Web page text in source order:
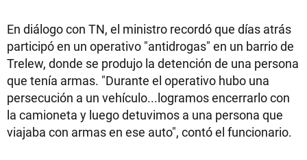
En diálogo con TN, el ministro recordó que días atrás
participó en un operativo "antidrogas" en un barrio de
Trelew, donde se produjo la detención de una persona
que tenía armas. "Durante el operativo hubo una
persecución a un vehículo...logramos encerrarlo con
la camioneta y luego detuvimos a una persona que
viajaba con armas en ese auto", contó el funcionario.